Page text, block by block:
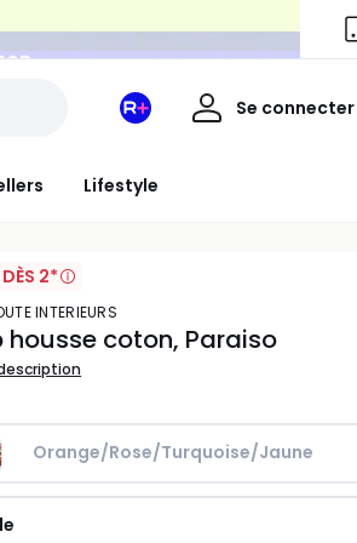
Lifestyle
Mon
Redoute
Se connecter
Mon
2*
INTERIEURS
housse coton, Paraiso
Orange/Rose/Turquoise/Jaune